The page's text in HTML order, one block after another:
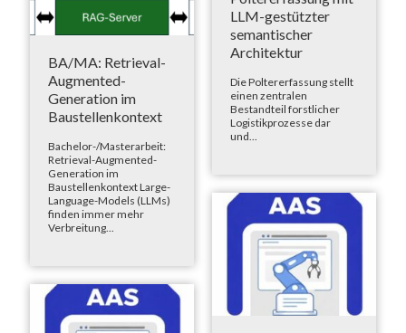
BA/MA: Retrieval-
Augmented-
Generation im
Baustellenkontext
Bachelor-/Masterarbeit:
Retrieval-Augmented-
Generation im
Baustellenkontext Large-
Language-Models (LLMs)
finden immer mehr
Verbreitung...
LLM-gestützter
semantischer
Architektur
Die Poltererfassung stellt
einen zentralen
Bestandteil forstlicher
Logistikprozesse dar
und...